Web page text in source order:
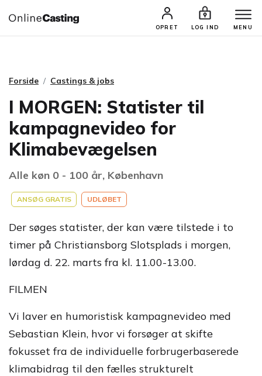
OPRET LOG IND MENU
CASTINGS & JOBS SØG PROFIL
Forside Castings & jobs
I MORGEN: Statister til
kampagnevideo for
Klimabevægelsen
Alle køn 0 - 100 år, København
ANSØG GRATIS UDLØBET
Der søges statister, der kan være tilstede i to
timer på Christiansborg Slotsplads i morgen,
lørdag d. 22. marts fra kl. 11.00-13.00.
FILMEN
Vi laver en humoristisk kampagnevideo med
Sebastian Klein, hvor vi forsøger at skifte
fokusset fra de individuelle forbrugerbaserede
klimabidrag til den fælles strukturelt